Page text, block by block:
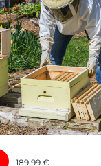
189,99 €